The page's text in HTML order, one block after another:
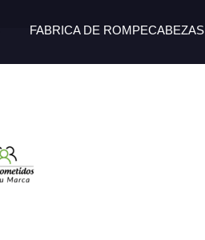
FABRICA DE ROMPECABEZAS